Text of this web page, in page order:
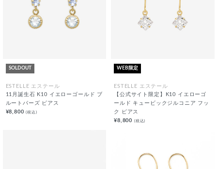
SOLDOUT
ESTELLE エステール
11月誕生石 K10 イエローゴールド ブ
ルートパーズ ピアス
¥8,800(税込)
WEB限定
ESTELLE エステール
【公式サイト限定】K10 イエローゴ
ールド キュービックジルコニア フッ
ク ピアス
¥8,800 (税込)